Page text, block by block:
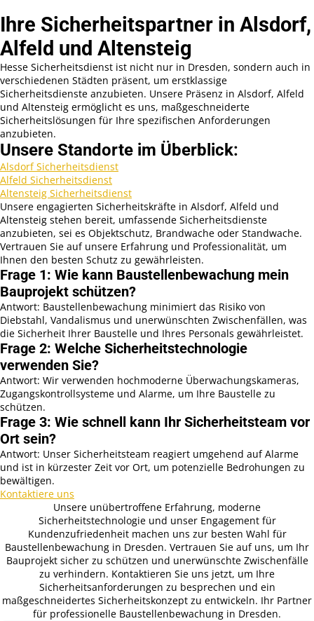
Ihre Sicherheitspartner in Alsdorf,
Alfeld und Altensteig
Hesse Sicherheitsdienst ist nicht nur in Dresden, sondern auch in
verschiedenen Städten präsent, um erstklassige
Sicherheitsdienste anzubieten. Unsere Präsenz in Alsdorf, Alfeld
und Altensteig ermöglicht es uns, maßgeschneiderte
Sicherheitslösungen für Ihre spezifischen Anforderungen
anzubieten.
Unsere Standorte im Überblick:
Alsdorf Sicherheitsdienst
Alfeld Sicherheitsdienst
Altensteig Sicherheitsdienst
Unsere engagierten Sicherheitskräfte in Alsdorf, Alfeld und
Altensteig stehen bereit, umfassende Sicherheitsdienste
anzubieten, sei es Objektschutz, Brandwache oder Standwache.
Vertrauen Sie auf unsere Erfahrung und Professionalität, um
Ihnen den besten Schutz zu gewährleisten.
Frage 1: Wie kann Baustellenbewachung mein
Bauprojekt schützen?
Antwort: Baustellenbewachung minimiert das Risiko von
Diebstahl, Vandalismus und unerwünschten Zwischenfällen, was
die Sicherheit Ihrer Baustelle und Ihres Personals gewährleistet.
Frage 2: Welche Sicherheitstechnologie
verwenden Sie?
Antwort: Wir verwenden hochmoderne Überwachungskameras,
Zugangskontrollsysteme und Alarme, um Ihre Baustelle zu
schützen.
Frage 3: Wie schnell kann Ihr Sicherheitsteam vor
Ort sein?
Antwort: Unser Sicherheitsteam reagiert umgehend auf Alarme
und ist in kürzester Zeit vor Ort, um potenzielle Bedrohungen zu
bewältigen.
Kontaktiere uns
Unsere unübertroffene Erfahrung, moderne
Sicherheitstechnologie und unser Engagement für
Kundenzufriedenheit machen uns zur besten Wahl für
Baustellenbewachung in Dresden. Vertrauen Sie auf uns, um Ihr
Bauprojekt sicher zu schützen und unerwünschte Zwischenfälle
zu verhindern. Kontaktieren Sie uns jetzt, um Ihre
Sicherheitsanforderungen zu besprechen und ein
maßgeschneidertes Sicherheitskonzept zu entwickeln. Ihr Partner
für professionelle Baustellenbewachung in Dresden.